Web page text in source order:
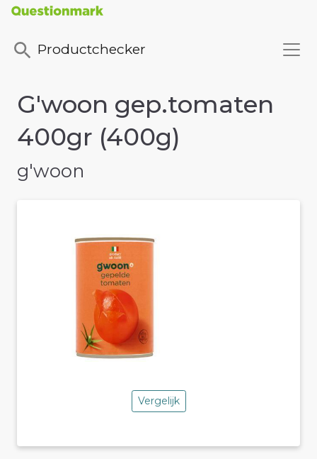
Productchecker
G'woon gep.tomaten
400gr (400g)
g'woon
Vergelijk